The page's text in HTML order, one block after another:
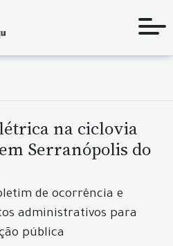
na ciclovia
Serranópolis do
de ocorrência e
administrativos para
pública